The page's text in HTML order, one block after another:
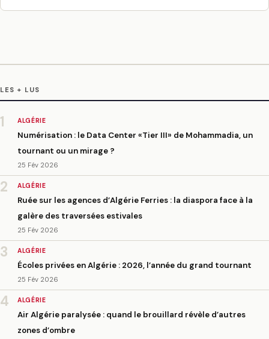
LES + LUS
1 ALGÉRIE
Numérisation : le Data Center «Tier III» de Mohammadia, un
tournant ou un mirage ?
25 Fév 2026
2 ALGÉRIE
Ruée sur les agences d’Algérie Ferries : la diaspora face à la
galère des traversées estivales
25 Fév 2026
3 ALGÉRIE
Écoles privées en Algérie : 2026, l’année du grand tournant
25 Fév 2026
4 ALGÉRIE
Air Algérie paralysée : quand le brouillard révèle d’autres
zones d’ombre